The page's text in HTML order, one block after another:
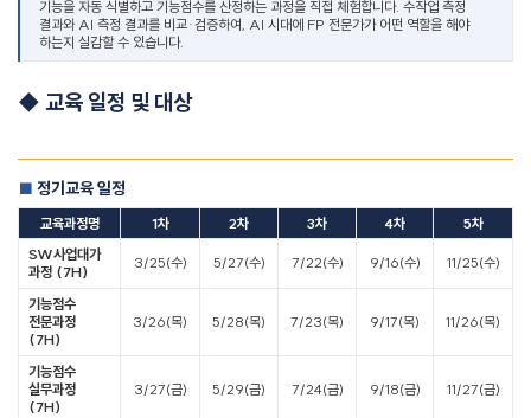
기능을 자동 식별하고 기능점수를 산정하는 과정을 직접 체험합니다. 수작업 측정
결과와 AI 측정 결과를 비교·검증하여, AI 시대에 FP 전문가가 어떤 역할을 해야
하는지 실감할 수 있습니다.
◆ 교육 일정 및 대상
■ 정기교육 일정
교육과정명 1차 2차 3차 4차 5차
SW사업대가
과정 (7H)
3/25(수) 5/27(수) 7/22(수) 9/16(수) 11/25(수)
기능점수
전문과정
(7H)
3/26(목) 5/28(목) 7/23(목) 9/17(목) 11/26(목)
기능점수
실무과정
(7H)
3/27(금) 5/29(금) 7/24(금) 9/18(금) 11/27(금)